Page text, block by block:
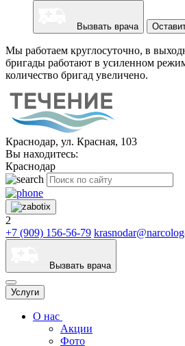
Вызвать врача
Мы работаем круглосуточно, в
бригады работают в усиленном
количество бригад увеличено.
Краснодар, ул. Красная, 103
Вы находитесь:
Краснодар
2
+7 (909) 156-56-79
Вызвать врача
Услуги
О нас
Акции
Фото